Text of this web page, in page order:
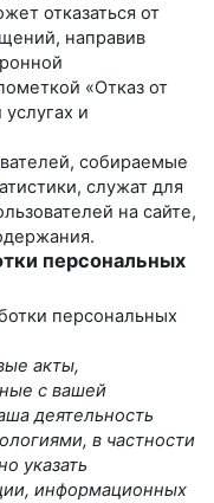
отказаться от
направив
«Отказ от
и
собираемые
служат для
на сайте,
персональных
персональных
акты,
с вашей
деятельность
в частности
указать
информационных